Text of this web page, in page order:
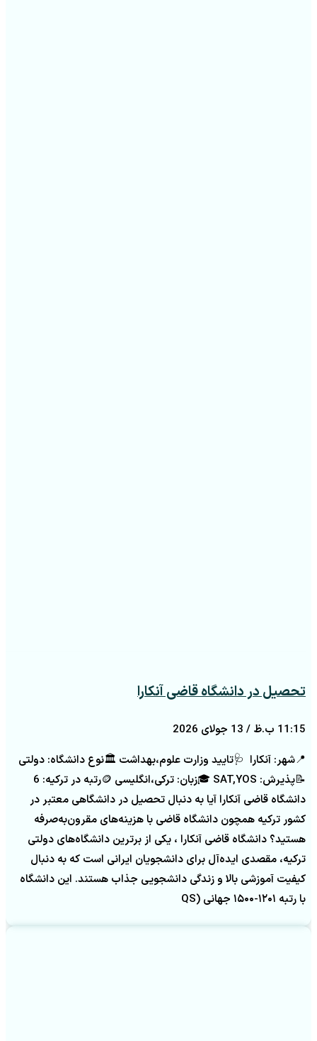
تحصیل در دانشگاه قاضی آنکارا
11:15 ب.ظ
📍شهر: آنکارا 🩺تایید وزارت علوم،بهداشت 🏛️نوع دانشگاه: دولتی
📝پذیرش: SAT,YOS 🎓زبان: ترکی،انگلیسی 🪙رتبه در ترکیه: 6
دانشگاه قاضی آنکارا آیا به دنبال تحصیل در دانشگاهی معتبر در
کشور ترکیه همچون دانشگاه قاضی با هزینه‌های مقرون‌به‌صرفه
هستید؟ دانشگاه قاضی آنکارا ، یکی از برترین دانشگاه‌های دولتی
ترکیه، مقصدی ایده‌آل برای دانشجویان ایرانی است که به دنبال
کیفیت آموزشی بالا و زندگی دانشجویی جذاب هستند. این دانشگاه
با رتبه ۱۲۰۱-۱۵۰۰ جهانی (QS